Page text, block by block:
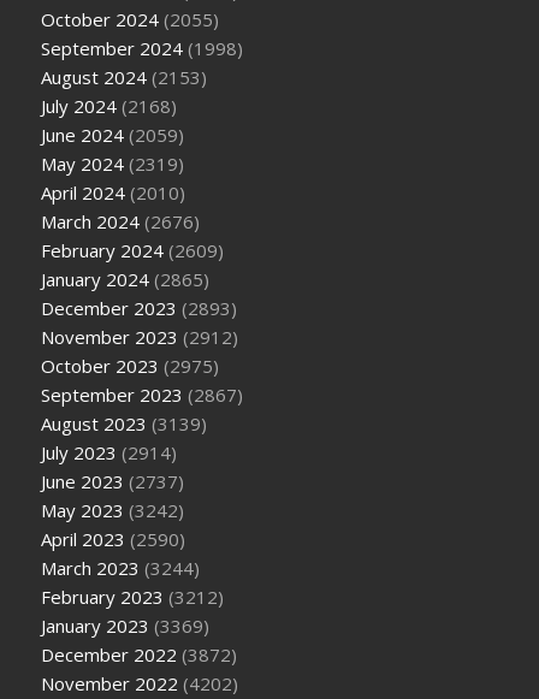
October 2024 (2055)
September 2024 (1998)
August 2024 (2153)
July 2024 (2168)
June 2024 (2059)
May 2024 (2319)
April 2024 (2010)
March 2024 (2676)
February 2024 (2609)
January 2024 (2865)
December 2023 (2893)
November 2023 (2912)
October 2023 (2975)
September 2023 (2867)
August 2023 (3139)
July 2023 (2914)
June 2023 (2737)
May 2023 (3242)
April 2023 (2590)
March 2023 (3244)
February 2023 (3212)
January 2023 (3369)
December 2022 (3872)
November 2022 (4202)